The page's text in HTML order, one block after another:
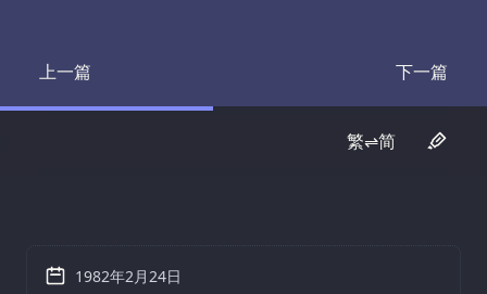
上一篇
Transcript 下一篇
Transcript
繁⇌简
1982年2月24日